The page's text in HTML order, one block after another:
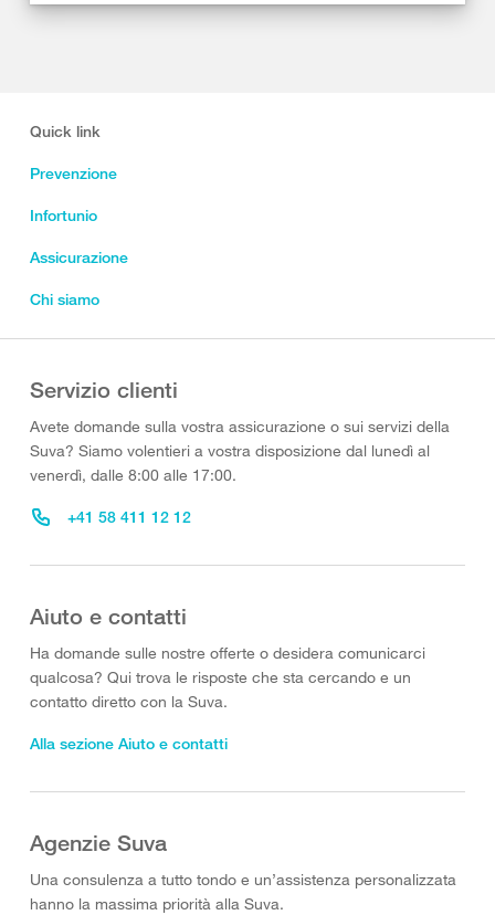
Quick link
Prevenzione
Infortunio
Assicurazione
Chi siamo
Servizio clienti
Avete domande sulla vostra assicurazione o sui servizi della
Suva? Siamo volentieri a vostra disposizione dal lunedì al
venerdì, dalle 8:00 alle 17:00.
+41 58 411 12 12
Aiuto e contatti
Ha domande sulle nostre offerte o desidera comunicarci
qualcosa? Qui trova le risposte che sta cercando e un
contatto diretto con la Suva.
Alla sezione Aiuto e contatti
Agenzie Suva
Una consulenza a tutto tondo e un’assistenza personalizzata
hanno la massima priorità alla Suva.